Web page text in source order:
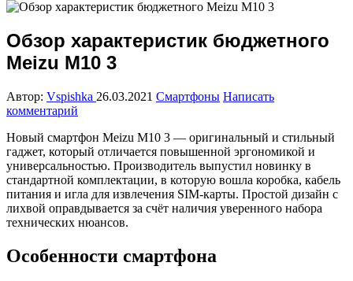
Обзор характеристик бюджетного
Meizu M10 3
Автор: Vspishka 26.03.2021 Смартфоны Написать
комментарий
Новый смартфон Meizu M10 3 — оригинальный и стильный
гаджет, который отличается повышенной эргономикой и
универсальностью. Производитель выпустил новинку в
стандартной комплектации, в которую вошла коробка, кабель
питания и игла для извлечения SIM-карты. Простой дизайн с
лихвой оправдывается за счёт наличия уверенного набора
технических нюансов.
Особенности смартфона